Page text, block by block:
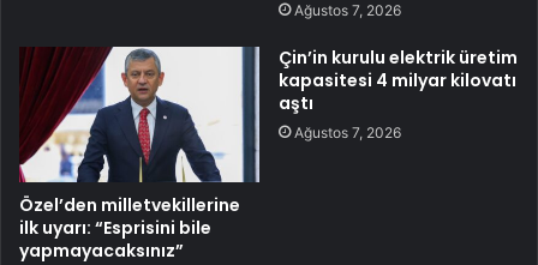
Ağustos 7, 2026
Özel’den milletvekillerine
ilk uyarı: “Esprisini bile
yapmayacaksınız”
Çin’in kurulu elektrik üretim
kapasitesi 4 milyar kilovatı
aştı
Ağustos 7, 2026